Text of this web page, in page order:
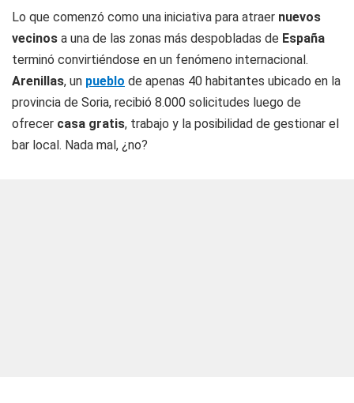
Lo que comenzó como una iniciativa para atraer nuevos
vecinos a una de las zonas más despobladas de España
terminó convirtiéndose en un fenómeno internacional.
Arenillas, un pueblo de apenas 40 habitantes ubicado en la
provincia de Soria, recibió 8.000 solicitudes luego de
ofrecer casa gratis, trabajo y la posibilidad de gestionar el
bar local. Nada mal, ¿no?